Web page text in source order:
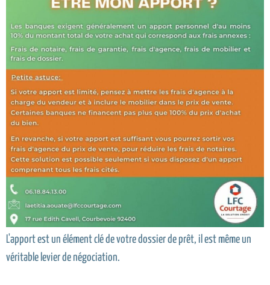
L'apport est un élément clé de votre dossier de prêt, il est même un
véritable levier de négociation.